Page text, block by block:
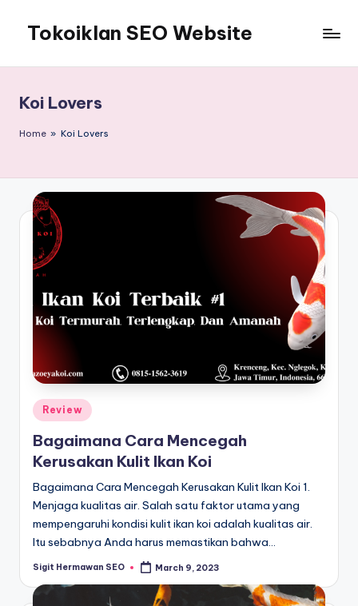
content
Tokoiklan SEO Website
Master
Ahli
dan
Murah
Terbaik
Bergaransi
Koi Lovers
Home » Koi Lovers
Posted
in
Review
Bagaimana Cara Mencegah
Kerusakan Kulit Ikan Koi
Bagaimana Cara Mencegah Kerusakan Kulit Ikan Koi 1.
Menjaga kualitas air. Salah satu faktor utama yang
mempengaruhi kondisi kulit ikan koi adalah kualitas air.
Itu sebabnya Anda harus memastikan bahwa…
Posted
Sigit Hermawan SEO March 9, 2023